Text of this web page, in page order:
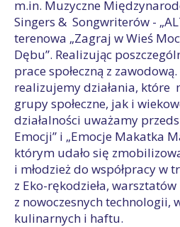
m.in. Muzyczne
Singers & Songwriterów -
terenowa „Zagraj w Wieś
Dębu”. Realizując
prace społeczną z
realizujemy działania, które
grupy społeczne, jak i
działalności uważamy
Emocji” i „Emocje Makatka
którym udało się
i młodzież do współpracy w
z Eko-rękodzieła,
z nowoczesnych technologii,
kulinarnych i haftu.